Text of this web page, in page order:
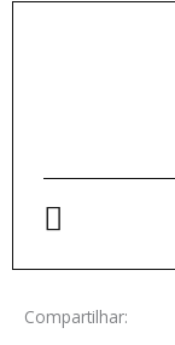
Compartilhar: